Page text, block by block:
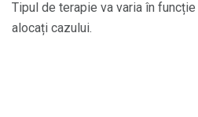
Tipul de terapie va varia în
alocați cazului.